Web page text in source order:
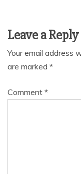
Leave a Reply
Your email address
are marked *
Comment *